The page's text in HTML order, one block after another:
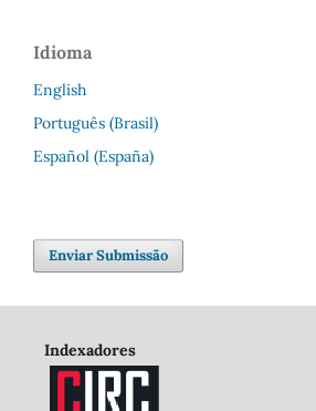
Idioma
English
Português (Brasil)
Español (España)
Enviar Submissão
Indexadores